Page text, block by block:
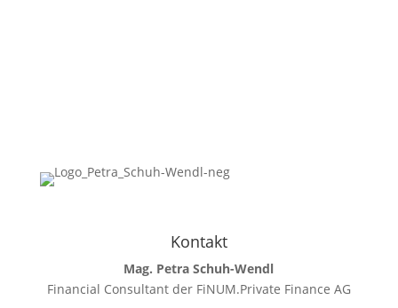
Kontakt
Mag. Petra Schuh-Wendl
Financial Consultant der FiNUM.Private Finance AG